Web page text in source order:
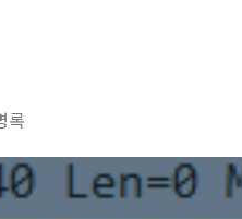
록